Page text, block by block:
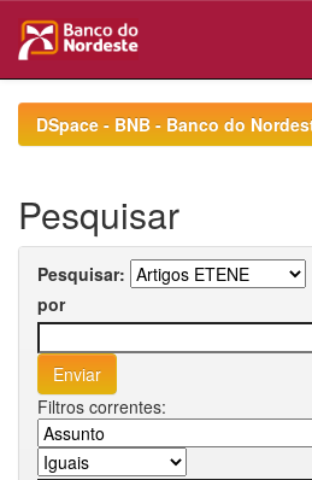
navigationDSpace - BNB - Banco do
Pesquisar
Pesquisar:
por
Filtros correntes: